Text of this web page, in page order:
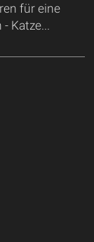
für eine
Katze...